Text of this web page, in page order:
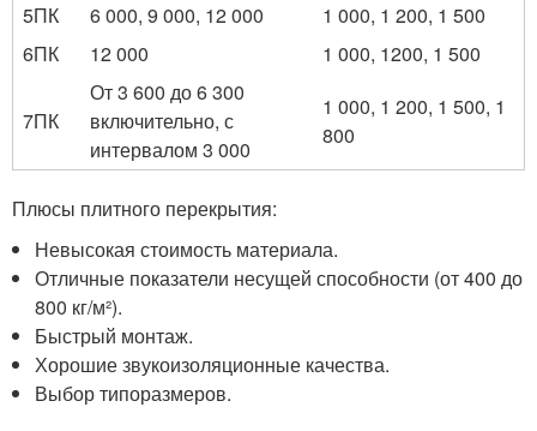
5ПК 6 000, 9 000, 12 000
1 000, 1 200, 1 500
6ПК
12 000 1 000, 1200, 1 500
7ПК
От 3 600 до 6 300
включительно, с
интервалом 3 000
1 000, 1 200, 1 500, 1
800
Плюсы плитного перекрытия:
Невысокая стоимость материала.
Отличные показатели несущей способности (от 400 до
800 кг/м²).
Быстрый монтаж.
Хорошие звукоизоляционные качества.
Выбор типоразмеров.